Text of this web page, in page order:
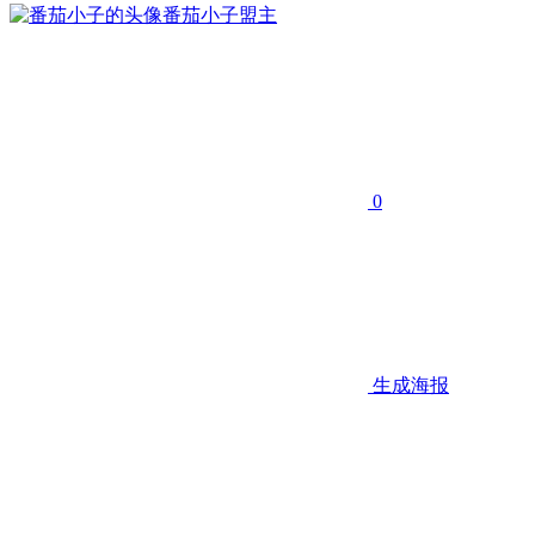
番茄小子盟主
0
生成海报